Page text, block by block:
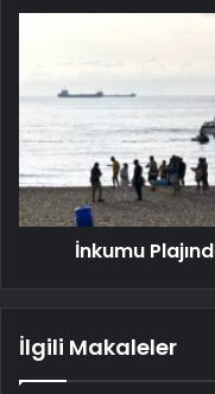
İnkumu
İlgili Makaleler